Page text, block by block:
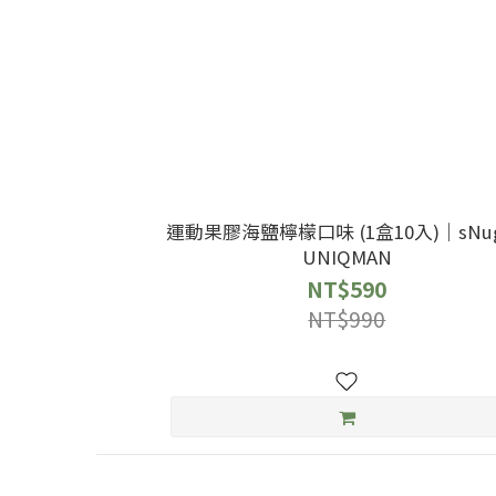
運動果膠海鹽檸檬口味 (1盒10入)｜
UNIQMAN
NT$590
NT$990